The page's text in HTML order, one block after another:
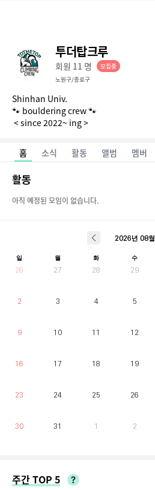
투더탑크루
회원 11 명
모집중
노원구/종로구
Shinhan Univ.
🐾 bouldering crew 🐾
< since 2022~ ing >
홈 소식 활동 앨범 멤버
활동
아직 예정된 모임이 없습니다.
2026년 08월
일 월 화 수
26 27 28 29
2 3 4 5
9 10 11 12
16 17 18 19
23 24 25 26
30 31 1 2
주간 TOP 5